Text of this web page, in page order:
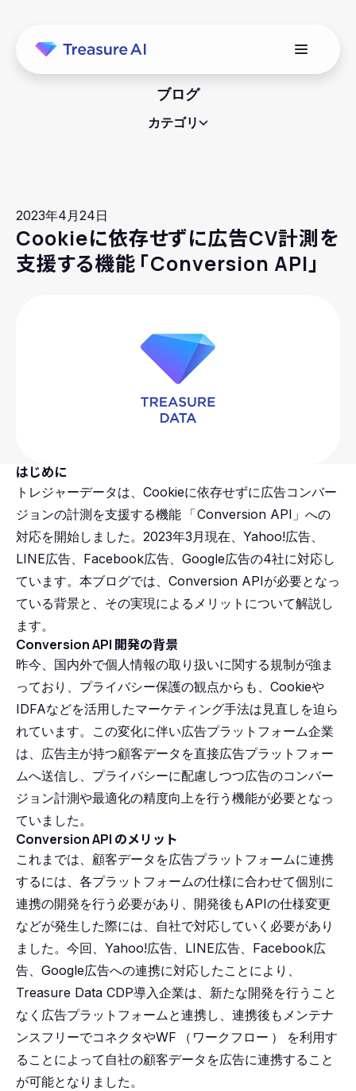
ブログ
カテゴリ
2023年4月24日
Cookieに依存せずに広告CV計測を
支援する機能 「Conversion API」
はじめに
トレジャーデータは、Cookieに依存せずに広告コンバー
ジョンの計測を支援する機能 「Conversion API」への
対応を開始しました。2023年3月現在、Yahoo!広告、
LINE広告、Facebook広告、Google広告の4社に対応し
ています。本ブログでは、Conversion APIが必要となっ
ている背景と、その実現によるメリットについて解説し
ます。
Conversion API 開発の背景
昨今、国内外で個人情報の取り扱いに関する規制が強ま
っており、プライバシー保護の観点からも、Cookieや
IDFAなどを活用したマーケティング手法は見直しを迫ら
れています。この変化に伴い広告プラットフォーム企業
は、広告主が持つ顧客データを直接広告プラットフォー
ムへ送信し、プライバシーに配慮しつつ広告のコンバー
ジョン計測や最適化の精度向上を行う機能が必要となっ
ていました。
Conversion API のメリット
これまでは、顧客データを広告プラットフォームに連携
するには、各プラットフォームの仕様に合わせて個別に
連携の開発を行う必要があり、開発後もAPIの仕様変更
などが発生した際には、自社で対応していく必要があり
ました。今回、Yahoo!広告、LINE広告、Facebook広
告、Google広告への連携に対応したことにより、
Treasure Data CDP導入企業は、新たな開発を行うこと
なく広告プラットフォームと連携し、連携後もメンテナ
ンスフリーでコネクタやWF
（ ワークフロー ）
を利用す
ることによって自社の顧客データを広告に連携すること
が可能となりました。